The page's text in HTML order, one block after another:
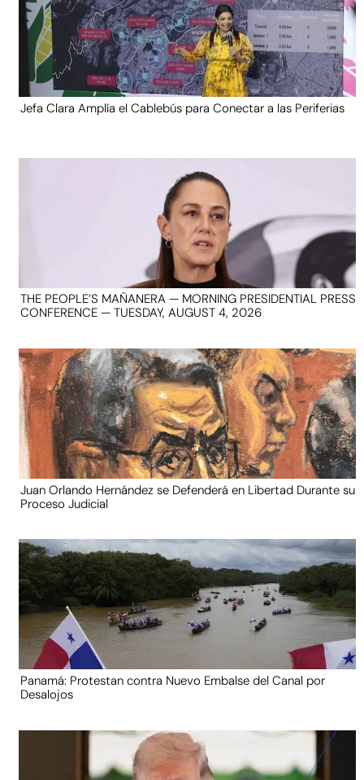
Jefa Clara Amplía el Cablebús para Conectar a las Periferias
THE PEOPLE’S MAÑANERA — MORNING PRESIDENTIAL PRESS
CONFERENCE — TUESDAY, AUGUST 4, 2026
Juan Orlando Hernández se Defenderá en Libertad Durante su
Proceso Judicial
Panamá: Protestan contra Nuevo Embalse del Canal por
Desalojos